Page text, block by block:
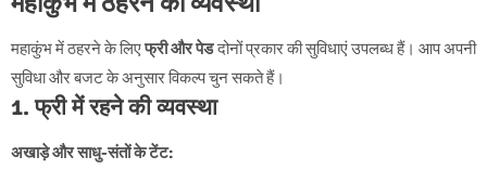
महाकुंभ में ठहरने के लिएफ्री और पेडदोनों प्रकार की सुविधाएं उपलब्ध हैं। आप अपनी
सुविधा और बजट के अनुसार विकल्प चुन सकते हैं।
1. फ्री में रहने की व्यवस्था
अखाड़े और साधु-संतों के टेंट: